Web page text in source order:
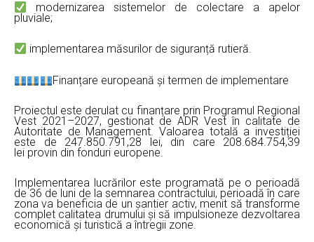
modernizarea sistemelor de colectare a apelor
pluviale;
implementarea măsurilor de siguranță rutieră.
Finanțare europeană și termen de implementare
Proiectul este derulat cu finanțare prin Programul Regional
Vest 2021–2027, gestionat de ADR Vest în calitate de
Autoritate de Management. Valoarea totală a investiției
este de 247.850.791,28 lei, din care 208.684.754,39
lei provin din fonduri europene.
Implementarea lucrărilor este programată pe o perioadă
de 36 de luni de la semnarea contractului, perioadă în care
zona va beneficia de un șantier activ, menit să transforme
complet calitatea drumului și să impulsioneze dezvoltarea
economică și turistică a întregii zone.